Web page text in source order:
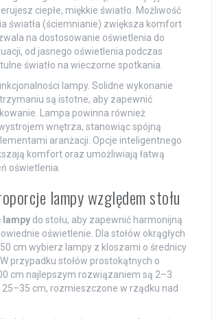
ciepłe, miękkie światło. Możliwość
światła (ściemnianie) zwiększa komfort
na dostosowanie oświetlenia do
od jasnego oświetlenia podczas
światło na wieczorne spotkania.
lampy. Solidne wykonanie
są istotne, aby zapewnić
Lampa powinna również
wnętrza, stanowiąc spójną
aranżacji. Opcje inteligentnego
komfort oraz umożliwiają łatwą
oświetlenia.
lampy względem stołu
lampy do stołu, aby zapewnić harmonijną
oświetlenie. Dla stołów okrągłych
cm wybierz lampy z kloszami o średnicy
przypadku stołów prostokątnych o
cm najlepszym rozwiązaniem są 2–3
25–35 cm, rozmieszczone w rządku nad